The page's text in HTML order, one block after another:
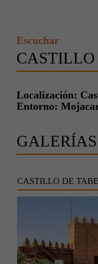
Escuchar
Localización:
Entorno:
CASTILLO DE